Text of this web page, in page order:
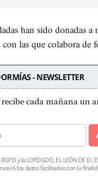
han sido donadas a
con las que colabora de
- NEWSLETTER
cada mañana un
y la LOPDGDD, EL LEÓN DE EL
tratará los datos facilitados con la